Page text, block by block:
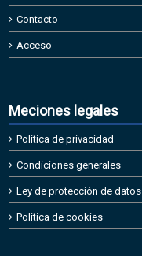
Contacto
Acceso
Meciones legales
Política de privacidad
Condiciones generales
Ley de protección de datos
Política de cookies